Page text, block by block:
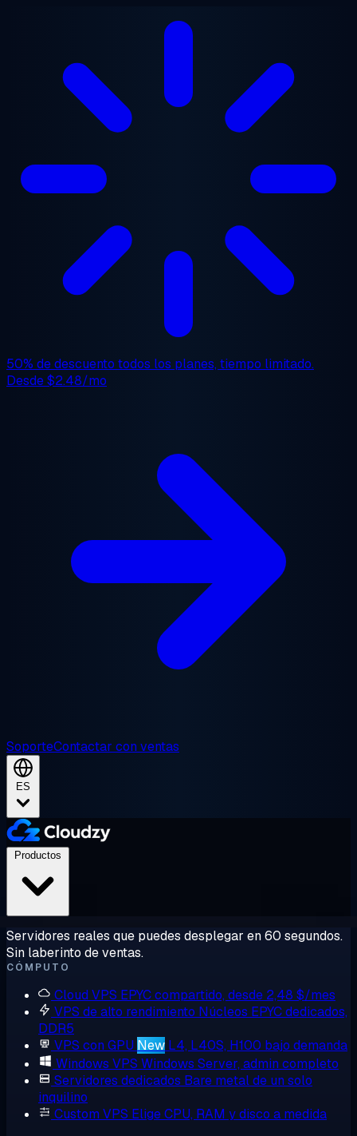
50% de descuento todos los planes, tiempo limitado.
Desde$2.48/mo
SoporteContactar con ventas
ES
Servidores reales que puedes desplegar en 60 segundos.
Sin laberinto de ventas.
CÓMPUTO
Cloud VPS EPYC compartido, desde 2,48 $/mes
VPS de alto rendimiento Núcleos EPYC dedicados,
DDR5
VPS con GPU New L4, L40S, H100 bajo demanda
Windows VPS Windows Server, admin completo
Servidores dedicados Bare metal de un solo
inquilino
Custom VPS Elige CPU, RAM y disco a medida